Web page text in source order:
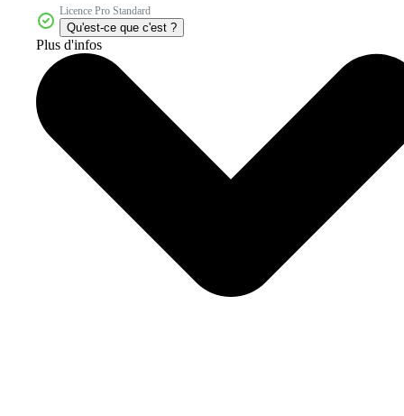
Licence Pro Standard
Qu'est-ce que c'est ?
Plus d'infos